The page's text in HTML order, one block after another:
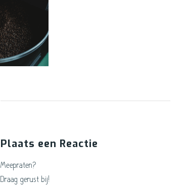
Plaats een Reactie
Meepraten?
Draag gerust bij!